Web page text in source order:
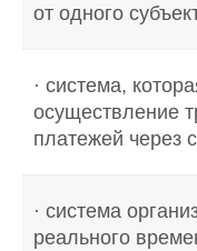
от одного
· система,
осуществление
платежей через
· система
реального